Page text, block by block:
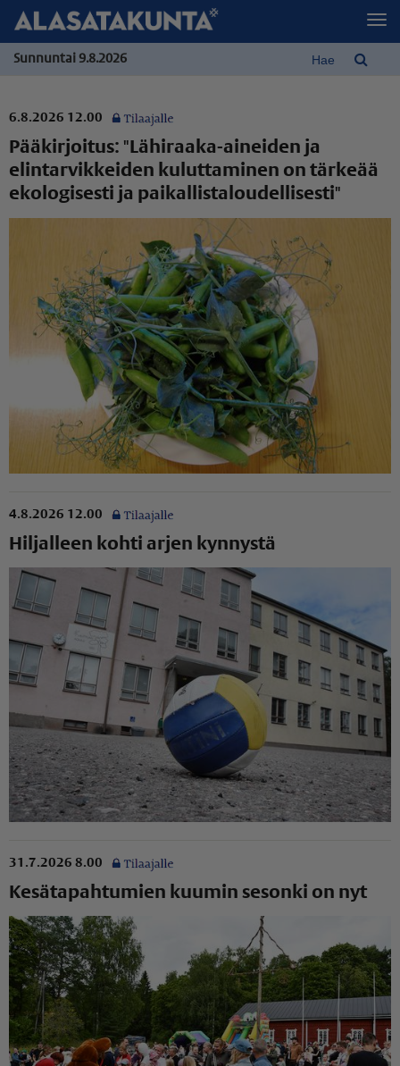
Sunnuntai 9.8.2026
6.8.2026 12.00
Pääkirjoitus: "Lähiraaka-aineiden ja
elintarvikkeiden kuluttaminen on tärkeää
ekologisesti ja paikal­lis­ta­lou­del­li­sesti"
4.8.2026 12.00
Hiljalleen kohti arjen kynnystä
31.7.2026 8.00
Kesätapahtumien kuumin sesonki on nyt